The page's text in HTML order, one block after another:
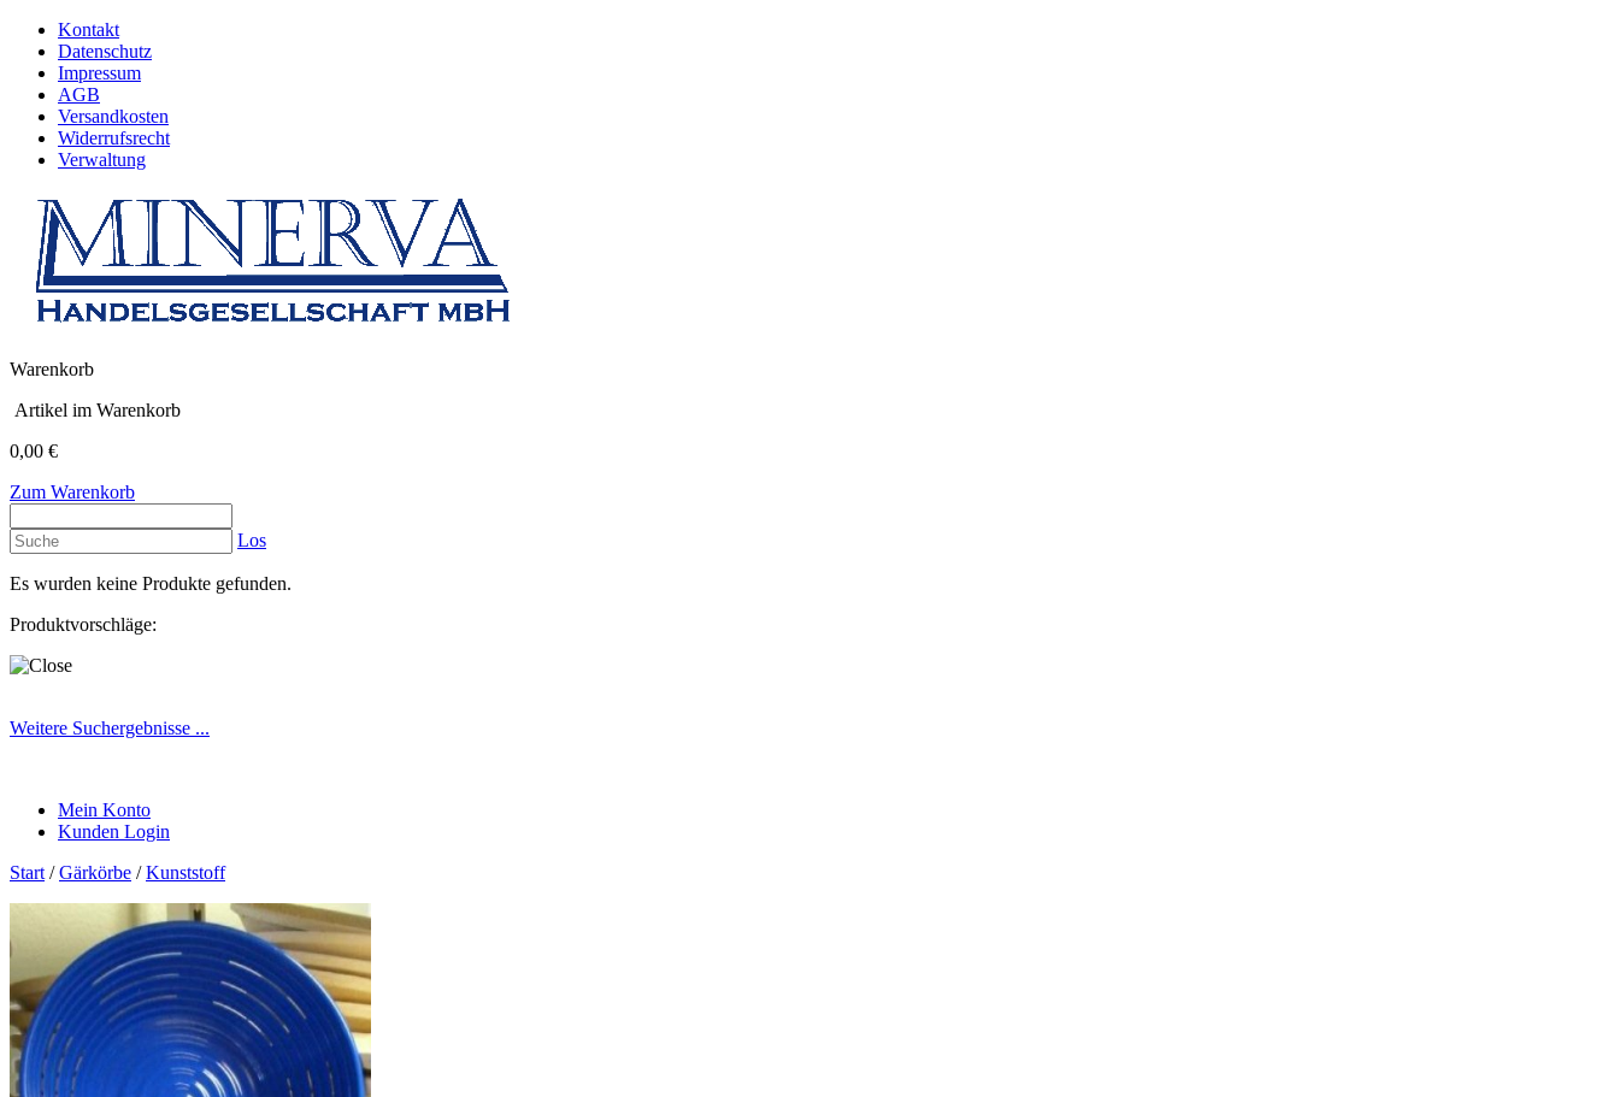
Kontakt
Datenschutz
Impressum
AGB
Versandkosten
Widerrufsrecht
Verwaltung
Warenkorb
Artikel im Warenkorb
0,00 €
Zum Warenkorb
Los
Es wurden keine Produkte gefunden.
Produktvorschläge:
Weitere Suchergebnisse ...
Mein Konto
Kunden Login
Start /Gärkörbe /Kunststoff